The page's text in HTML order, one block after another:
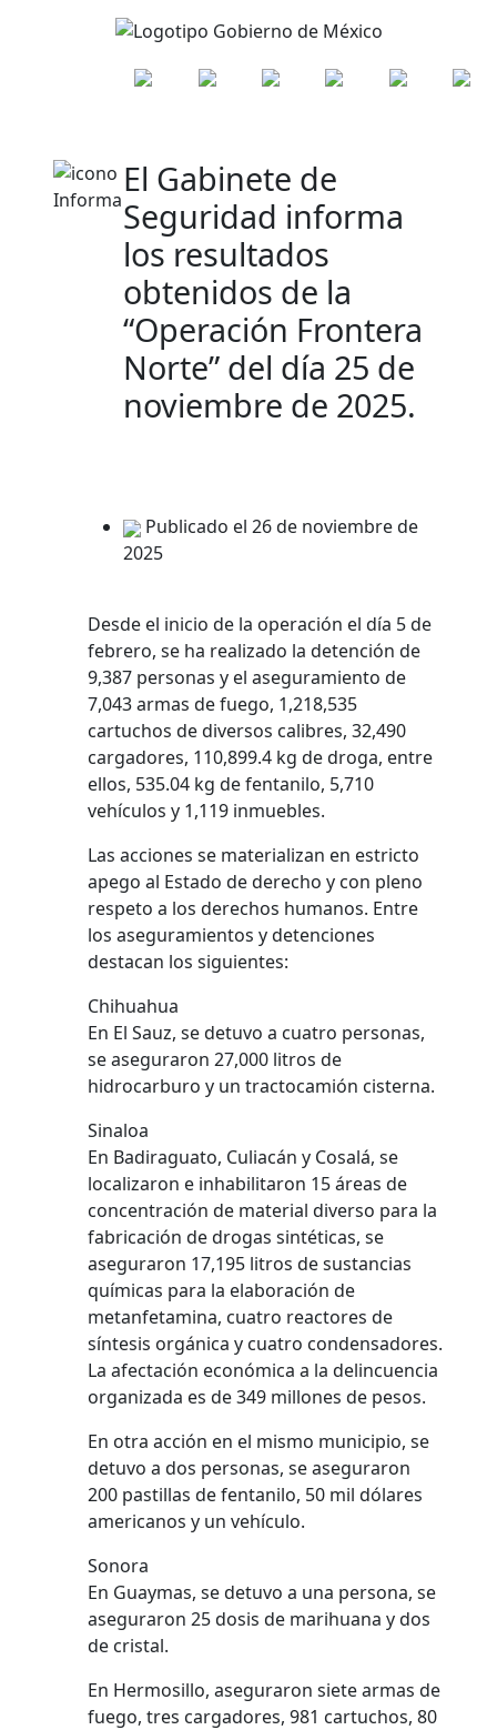
El Gabinete de
Seguridad informa
los resultados
obtenidos de la
“Operación Frontera
Norte” del día 25 de
noviembre de 2025.
Publicado el 26 de noviembre de
2025
Desde el inicio de la operación el día 5 de
febrero, se ha realizado la detención de
9,387 personas y el aseguramiento de
7,043 armas de fuego, 1,218,535
cartuchos de diversos calibres, 32,490
cargadores, 110,899.4 kg de droga, entre
ellos, 535.04 kg de fentanilo, 5,710
vehículos y 1,119 inmuebles.
Las acciones se materializan en estricto
apego al Estado de derecho y con pleno
respeto a los derechos humanos. Entre
los aseguramientos y detenciones
destacan los siguientes:
Chihuahua
En El Sauz, se detuvo a cuatro personas,
se aseguraron 27,000 litros de
hidrocarburo y un tractocamión cisterna.
Sinaloa
En Badiraguato, Culiacán y Cosalá, se
localizaron e inhabilitaron 15 áreas de
concentración de material diverso para la
fabricación de drogas sintéticas, se
aseguraron 17,195 litros de sustancias
químicas para la elaboración de
metanfetamina, cuatro reactores de
síntesis orgánica y cuatro condensadores.
La afectación económica a la delincuencia
organizada es de 349 millones de pesos.
En otra acción en el mismo municipio, se
detuvo a dos personas, se aseguraron
200 pastillas de fentanilo, 50 mil dólares
americanos y un vehículo.
Sonora
En Guaymas, se detuvo a una persona, se
aseguraron 25 dosis de marihuana y dos
de cristal.
En Hermosillo, aseguraron siete armas de
fuego, tres cargadores, 981 cartuchos, 80